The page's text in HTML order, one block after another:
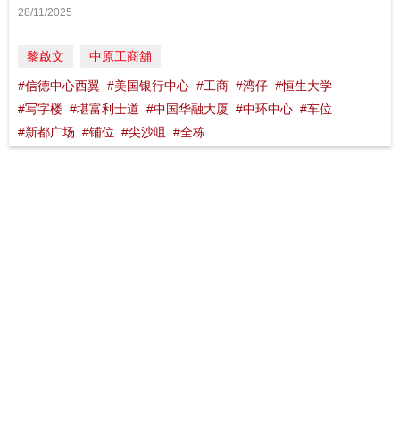
28/11/2025
黎啟文 中原工商舖
#信德中心西翼 #美国银行中心 #工商 #湾仔 #恒生大学
#写字楼 #堪富利士道 #中国华融大厦 #中环中心 #车位
#新都广场 #铺位 #尖沙咀 #全栋